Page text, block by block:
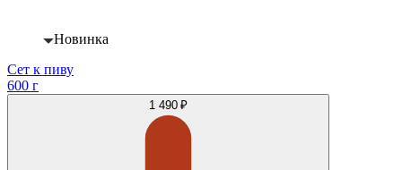
Новинка
Сет к пиву
600 г
1 490 ₽